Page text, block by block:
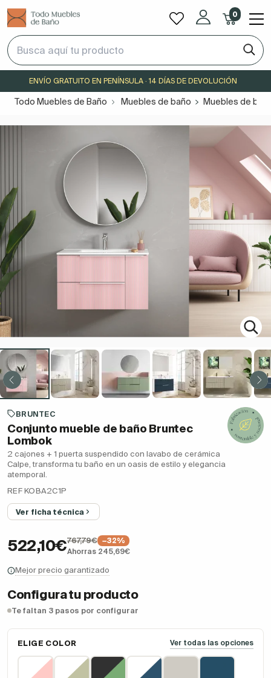
0
ENVÍO GRATUITO EN PENÍNSULA · 14 DÍAS DE DEVOLUCIÓN
Todo Muebles de Baño Muebles de baño Muebles de
BRUNTEC
Conjunto mueble de baño Bruntec
Lombok
2 cajones + 1 puerta suspendido con lavabo de cerámica
Calpe, transforma tu baño en un oasis de estilo y elegancia
atemporal.
REF KOBA2C1P
Ver ficha técnica
522,10€767,79€
−32%
Ahorras 245,69€
Mejor precio garantizado
Configura tu producto
Te faltan 3 pasos por configurar
ELIGE COLOR Ver todas las opciones